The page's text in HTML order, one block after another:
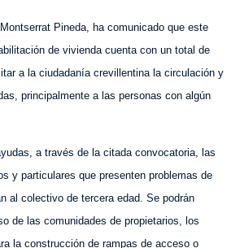
Pineda, ha comunicado que este
de vivienda cuenta con un total de
a la ciudadanía crevillentina la circulación y
principalmente a las personas con algún
a través de la citada convocatoria, las
y particulares que presenten problemas de
al colectivo de tercera edad. Se podrán
de las comunidades de propietarios, los
la construcción de rampas de acceso o